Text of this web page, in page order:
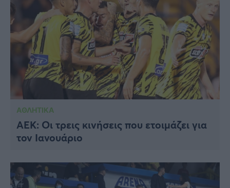
ΑΘΛΗΤΙΚΑ
ΑΕΚ: Οι τρεις κινήσεις που ετοιμάζει για
τον Ιανουάριο